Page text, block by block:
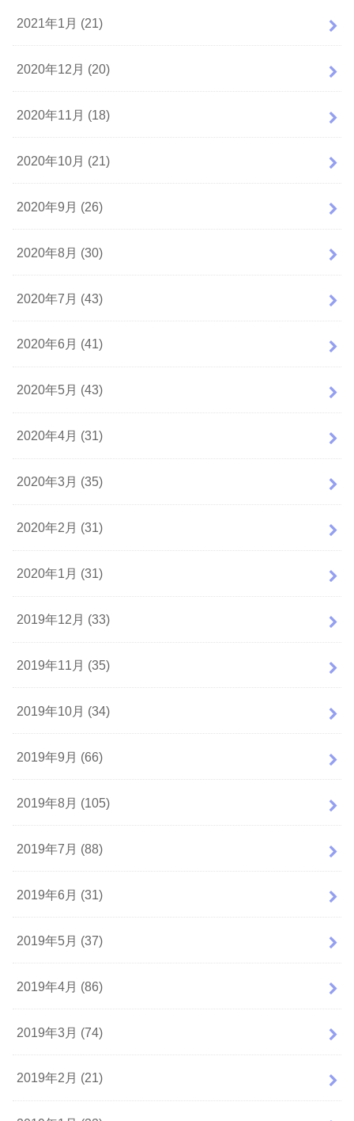
2021年1月 (21)
2020年12月 (20)
2020年11月 (18)
2020年10月 (21)
2020年9月 (26)
2020年8月 (30)
2020年7月 (43)
2020年6月 (41)
2020年5月 (43)
2020年4月 (31)
2020年3月 (35)
2020年2月 (31)
2020年1月 (31)
2019年12月 (33)
2019年11月 (35)
2019年10月 (34)
2019年9月 (66)
2019年8月 (105)
2019年7月 (88)
2019年6月 (31)
2019年5月 (37)
2019年4月 (86)
2019年3月 (74)
2019年2月 (21)